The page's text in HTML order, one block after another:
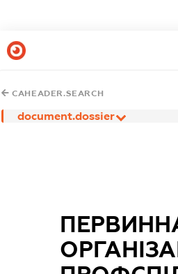
CAHEADER.SEARCH
document.dossier